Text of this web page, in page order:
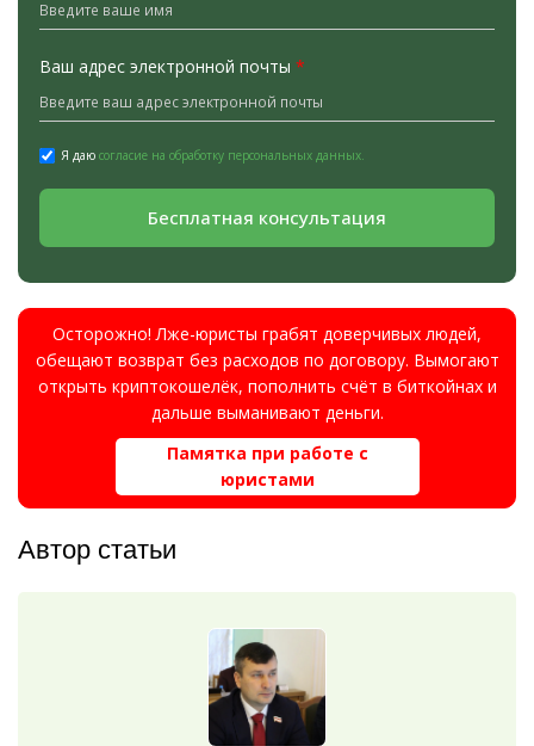
Ваш адрес электронной почты *
Я даю согласие на обработку персональных данных.
Бесплатная консультация
Осторожно! Лже-юристы грабят доверчивых людей,
обещают возврат без расходов по договору. Вымогают
открыть криптокошелёк, пополнить счёт в биткойнах и
дальше выманивают деньги.
Памятка при работе с
юристами
Автор статьи